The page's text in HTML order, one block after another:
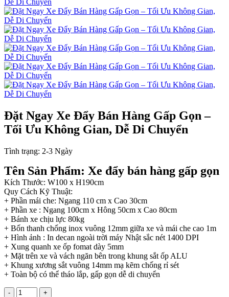
Đặt Ngay Xe Đẩy Bán Hàng Gấp Gọn –
Tối Ưu Không Gian, Dễ Di Chuyển
Tình trạng: 2-3 Ngày
Tên Sản Phẩm: Xe đẩy bán hàng gấp gọn
Kích Thước: W100 x H190cm
Quy Cách Kỹ Thuật:
+ Phần mái che: Ngang 110 cm x Cao 30cm
+ Phần xe : Ngang 100cm x Hông 50cm x Cao 80cm
+ Bánh xe chịu lực 80kg
+ Bốn thanh chống inox vuông 12mm giữa xe và mái che cao 1m
+ Hình ảnh : In decan ngoài trời máy Nhật sắc nét 1400 DPI
+ Xung quanh xe ốp fomat dày 5mm
+ Mặt trên xe và vách ngăn bên trong khung sắt ốp ALU
+ Khung xương sắt vuông 14mm mạ kẽm chống rỉ sét
+ Toàn bộ có thể tháo lắp, gấp gọn dễ di chuyển
-
+